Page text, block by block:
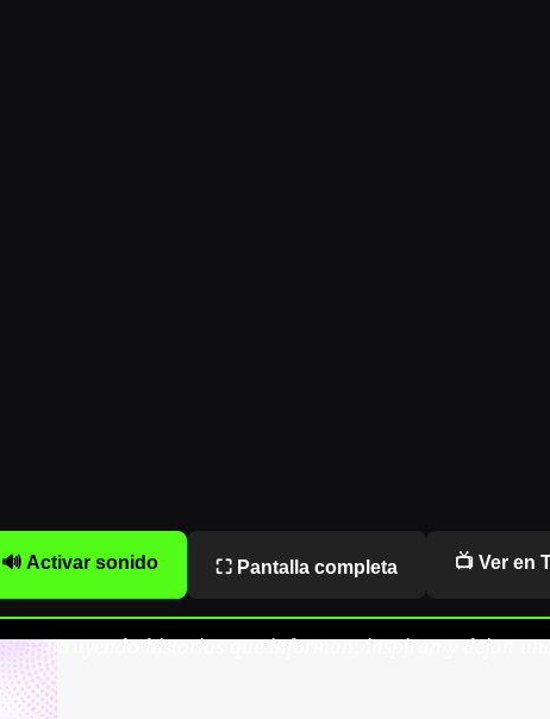
🔊 Activar sonido ⛶ Pantalla completa 📺 Ver en
construyendo historias que informan, inspiran y dejan